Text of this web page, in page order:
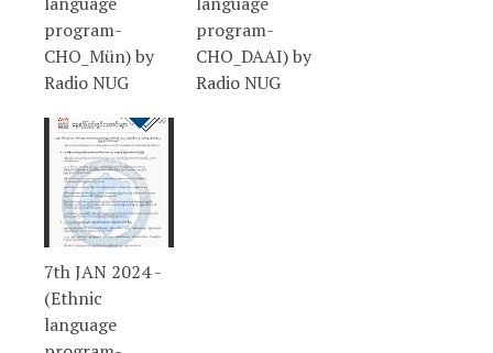
program-
CHO_Mün) by
Radio NUG
program-
CHO_DAAI) by
Radio NUG
7th JAN 2024 -
(Ethnic
language